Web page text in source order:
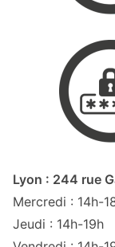
Lyon : 244 rue
Mercredi : 14h-
Jeudi : 14h-19h